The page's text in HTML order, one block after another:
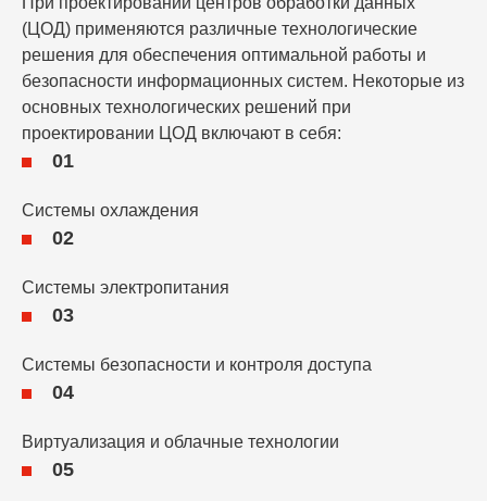
(ЦОД) применяются различные технологические
решения для обеспечения оптимальной работы и
безопасности информационных систем. Некоторые из
основных технологических решений при
проектировании ЦОД включают в себя:
01
Системы охлаждения
02
Системы электропитания
03
Системы безопасности и контроля доступа
04
Виртуализация и облачные технологии
05